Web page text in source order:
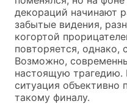
декораций начинают
забытые видения,
когортой
повторяется, однако,
Возможно,
настоящую трагедию.
ситуация объективно
такому финалу.